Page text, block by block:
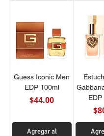
Guess Iconic Men
EDP 100ml
Precio
$44.00
Agregar al